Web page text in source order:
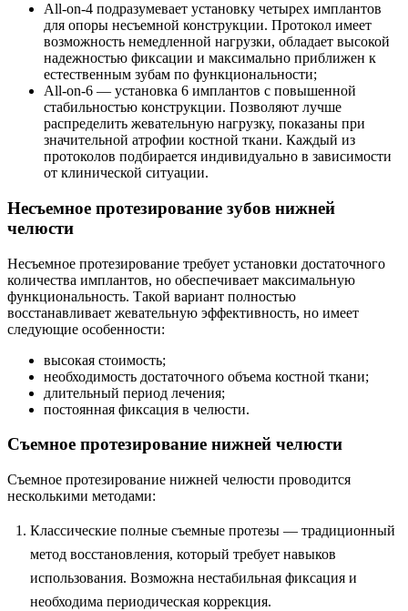
All-on-4 подразумевает установку четырех имплантов
для опоры несъемной конструкции. Протокол имеет
возможность немедленной нагрузки, обладает высокой
надежностью фиксации и максимально приближен к
естественным зубам по функциональности;
All-on-6 — установка 6 имплантов с повышенной
стабильностью конструкции. Позволяют лучше
распределить жевательную нагрузку, показаны при
значительной атрофии костной ткани. Каждый из
протоколов подбирается индивидуально в зависимости
от клинической ситуации.
Несъемное протезирование зубов нижней
челюсти
Несъемное протезирование требует установки достаточного
количества имплантов, но обеспечивает максимальную
функциональность. Такой вариант полностью
восстанавливает жевательную эффективность, но имеет
следующие особенности:
высокая стоимость;
необходимость достаточного объема костной ткани;
длительный период лечения;
постоянная фиксация в челюсти.
Съемное протезирование нижней челюсти
Съемное протезирование нижней челюсти проводится
несколькими методами:
Классические полные съемные протезы — традиционный
метод восстановления, который требует навыков
использования. Возможна нестабильная фиксация и
необходима периодическая коррекция.